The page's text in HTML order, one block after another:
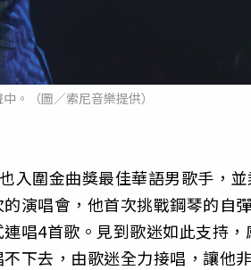
。（圖／索尼音樂提供）
入圍金曲獎最佳華語男歌手，並
演唱會，他首次挑戰鋼琴的自彈
唱4首歌。見到歌迷如此支持，
下去，由歌迷全力接唱，讓他非